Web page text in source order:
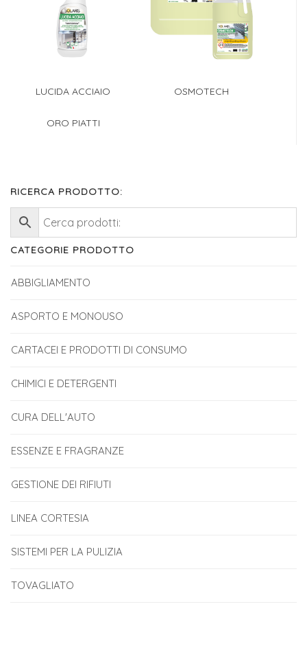
LUCIDA ACCIAIO OSMOTECH
ORO PIATTI
RICERCA PRODOTTO:
CATEGORIE PRODOTTO
ABBIGLIAMENTO
ASPORTO E MONOUSO
CARTACEI E PRODOTTI DI CONSUMO
CHIMICI E DETERGENTI
CURA DELL'AUTO
ESSENZE E FRAGRANZE
GESTIONE DEI RIFIUTI
LINEA CORTESIA
SISTEMI PER LA PULIZIA
TOVAGLIATO